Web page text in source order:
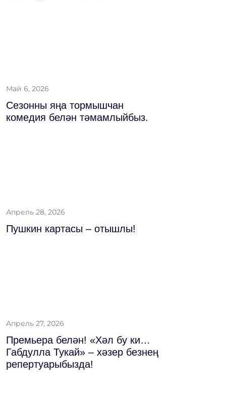
Май 6, 2026
Сезонны яңа тормышчан
комедия белән тәмамлыйбыз.
Апрель 28, 2026
Пушкин картасы – отышлы!
Апрель 27, 2026
Премьера белән! «Хәл бу ки…
Габдулла Тукай» – хәзер безнең
репертуарыбызда!